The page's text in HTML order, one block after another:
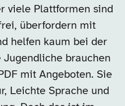
viele Plattformen sind
überfordern mit
helfen kaum bei der
Jugendliche brauchen
mit Angeboten. Sie
Leichte Sprache und